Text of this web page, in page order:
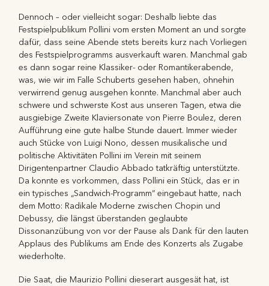
Dennoch – oder vielleicht sogar: Deshalb liebte das
Festspielpublikum Pollini vom ersten Moment an und sorgte
dafür, dass seine Abende stets bereits kurz nach Vorliegen
des Festspielprogramms ausverkauft waren. Manchmal gab
es dann sogar reine Klassiker- oder Romantikerabende,
was, wie wir im Falle Schuberts gesehen haben, ohnehin
verwirrend genug ausgehen konnte. Manchmal aber auch
schwere und schwerste Kost aus unseren Tagen, etwa die
ausgiebige Zweite Klaviersonate von Pierre Boulez, deren
Aufführung eine gute halbe Stunde dauert. Immer wieder
auch Stücke von Luigi Nono, dessen musikalische und
politische Aktivitäten Pollini im Verein mit seinem
Dirigentenpartner Claudio Abbado tatkräftig unterstützte.
Da konnte es vorkommen, dass Pollini ein Stück, das er in
ein typisches „Sandwich-Programm“ eingebaut hatte, nach
dem Motto: Radikale Moderne zwischen Chopin und
Debussy, die längst überstanden geglaubte
Dissonanzübung von vor der Pause als Dank für den lauten
Applaus des Publikums am Ende des Konzerts als Zugabe
wiederholte.
Die Saat, die Maurizio Pollini dieserart ausgesät hat, ist